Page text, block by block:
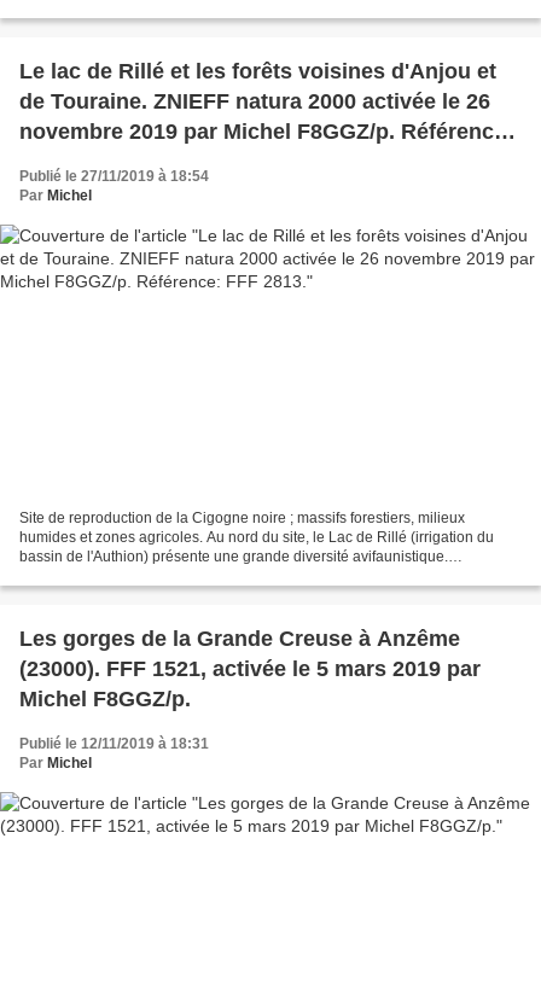
Le lac de Rillé et les forêts voisines d'Anjou et
de Touraine. ZNIEFF natura 2000 activée le 26
novembre 2019 par Michel F8GGZ/p. Référence:
Publié le 27/11/2019 à 18:54
Par Michel
Site de reproduction de la Cigogne noire ; massifs forestiers, milieux
humides et zones agricoles. Au nord du site, le Lac de Rillé (irrigation du
bassin de l'Authion) présente une grande diversité avifaunistique.
Les gorges de la Grande Creuse à Anzême
(23000). FFF 1521, activée le 5 mars 2019 par
Michel F8GGZ/p.
Publié le 12/11/2019 à 18:31
Par Michel